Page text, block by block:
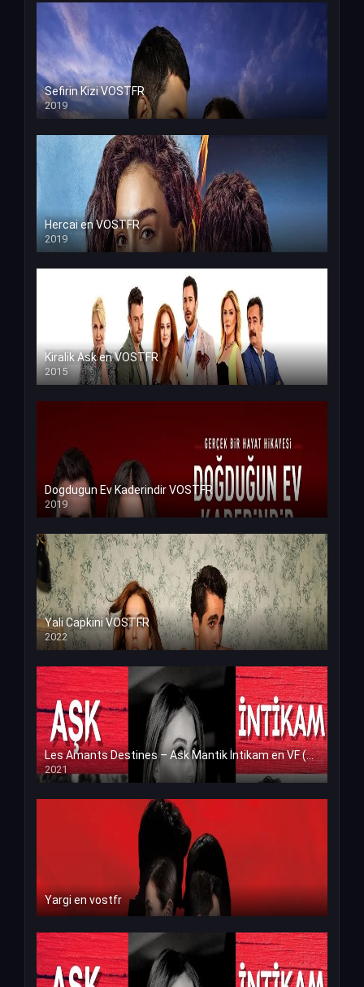
Sefirin Kizi VOSTFR
2019
Hercai en VOSTFR
2019
Kiralik Ask en VOSTFR
2015
Dogdugun Ev Kaderindir VOSTFR
2019
Yali Capkini VOSTFR
2022
Les Amants Destines – Ask Mantik İntikam en VF (Voix Francaise)
2021
Yargi en vostfr